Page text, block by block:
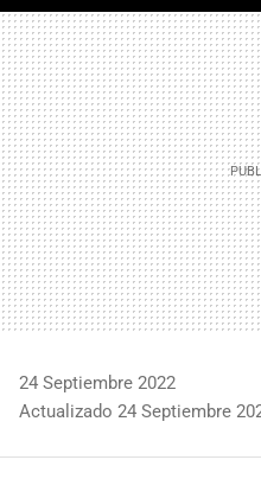
24 Septiembre 2022
Actualizado 24 Septiembre